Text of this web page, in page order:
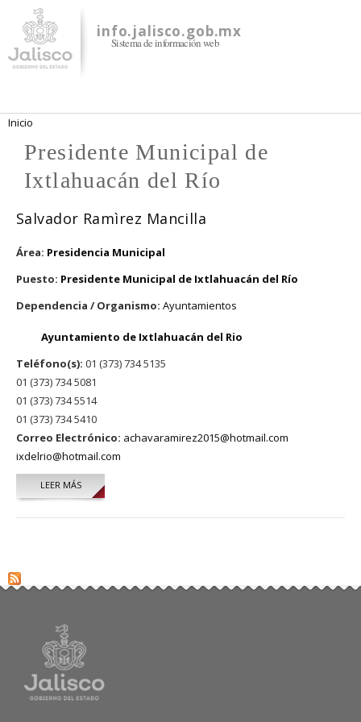
contenido
principal
info.jalisco.gob.mx
Sistema de información web
Se encuentra usted aquí
Inicio
Presidente Municipal de
Ixtlahuacán del Río
Salvador Ramìrez Mancilla
Área: Presidencia Municipal
Puesto: Presidente Municipal de Ixtlahuacán del Río
Dependencia / Organismo: Ayuntamientos
Ayuntamiento de Ixtlahuacán del Rio
Teléfono(s): 01 (373) 734 5135
01 (373) 734 5081
01 (373) 734 5514
01 (373) 734 5410
Correo Electrónico: achavaramirez2015@hotmail.com
ixdelrio@hotmail.com
LEER MÁSSOBRE SALVADOR RAMÌREZ MANCILLA